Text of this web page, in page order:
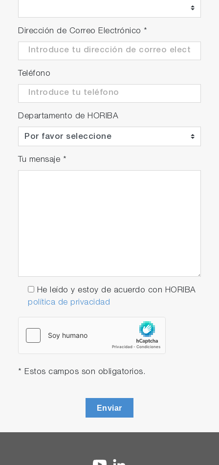
Dirección de Correo Electrónico *
Teléfono
Departamento de HORIBA
Tu mensaje *
He leído y estoy de acuerdo con HORIBA
política de privacidad
* Estos campos son obligatorios.
Enviar